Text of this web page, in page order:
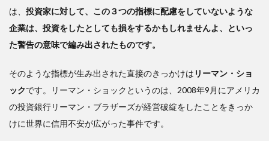
能な
社
会」
のこ
考え
てい
た
3
渋
は、 投資家に対して、この３つの指標に配慮をしていないような
企業は、投資をしたとしても損をするかもしれませんよ、といっ
た警告の意味で編み出されたものです。
そのような指標が生み出された直接のきっかけは リーマン・ショ
ックです。リーマン・ショックというのは、2008年9月にアメリカ
の投資銀行リーマン・ブラザーズが経営破綻をしたことをきっか
けに世界に信用不安が広がった事件です。